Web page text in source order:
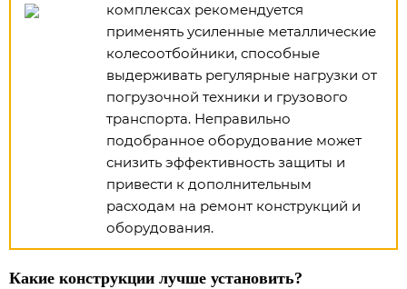
комплексах рекомендуется
применять усиленные металлические
колесоотбойники, способные
выдерживать регулярные нагрузки от
погрузочной техники и грузового
транспорта. Неправильно
подобранное оборудование может
снизить эффективность защиты и
привести к дополнительным
расходам на ремонт конструкций и
оборудования.
Какие конструкции лучше установить?